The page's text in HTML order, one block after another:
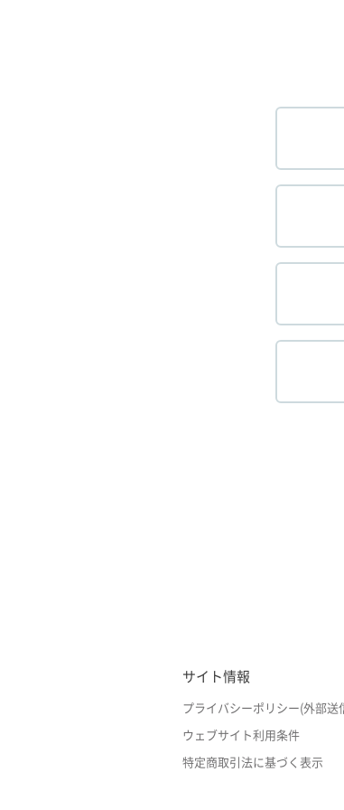
サイト情報
プライバシーポリシー(外部送
ウェブサイト利用条件
特定商取引法に基づく表示